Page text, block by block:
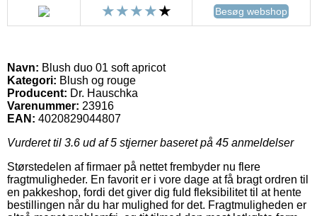
Besøg webshop
Navn: Blush duo 01 soft apricot
Kategori: Blush og rouge
Producent: Dr. Hauschka
Varenummer: 23916
EAN: 4020829044807
Vurderet til 3.6 ud af 5 stjerner baseret på 45 anmeldelser
Størstedelen af firmaer på nettet frembyder nu flere
fragtmuligheder. En favorit er i vore dage at få bragt ordren til
en pakkeshop, fordi det giver dig fuld fleksibilitet til at hente
bestillingen når du har mulighed for det. Fragtmuligheden er